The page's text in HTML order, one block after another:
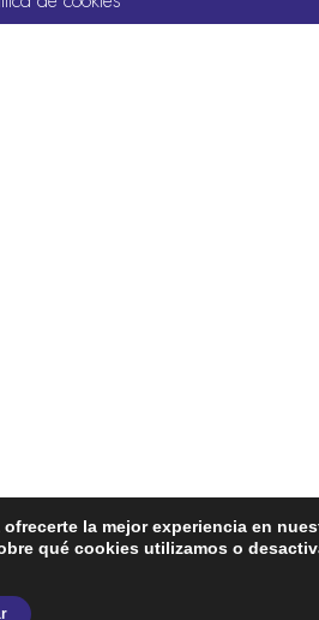
la mejor experiencia en
qué cookies utilizamos o